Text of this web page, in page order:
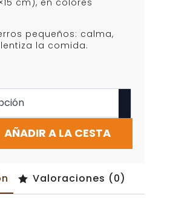
pequeños: calma,
la comida.
AÑADIR A LA CESTA
Valoraciones (0)